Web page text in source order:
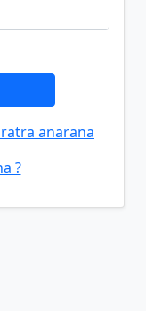
anarana
?